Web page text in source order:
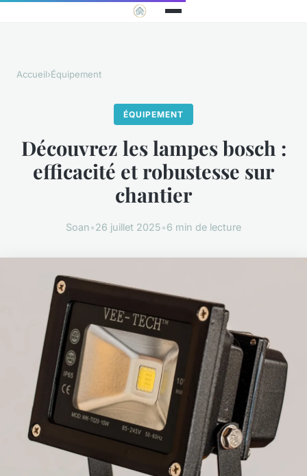
Accueil›Équipement
ÉQUIPEMENT
Découvrez les lampes bosch :
efficacité et robustesse sur
chantier
Soan•26 juillet 2025•6 min de lecture